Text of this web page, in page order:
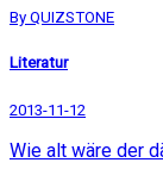
By QUIZSTONE
Literatur
2013-11-12
Wie alt wäre der